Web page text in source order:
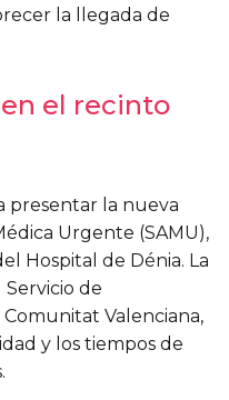
la llegada de
en el recinto
presentar la nueva
Urgente (SAMU),
Hospital de Dénia. La
de
Valenciana,
y los tiempos de